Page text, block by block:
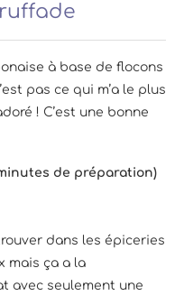
à base de flocons
pas ce qui m’a le plus
! C’est une bonne
de préparation)
dans les épiceries
mais ça a la
avec seulement une